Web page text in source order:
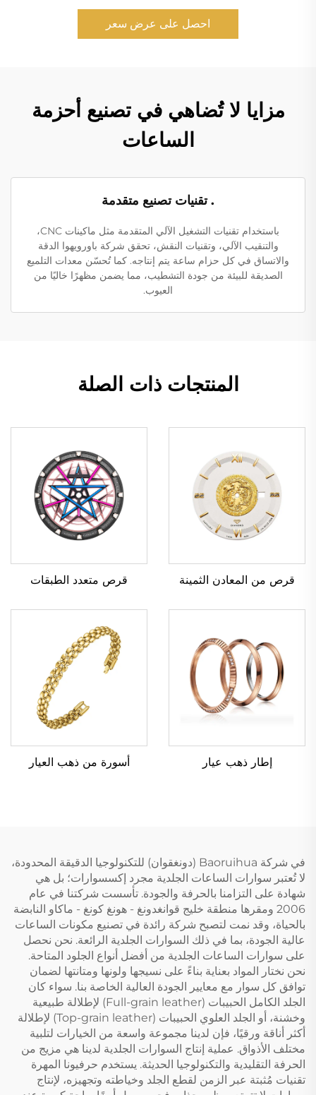
احصل على عرض سعر
مزايا لا تُضاهي في تصنيع أحزمة
الساعات
. تقنيات تصنيع متقدمة
باستخدام تقنيات التشغيل الآلي المتقدمة مثل ماكينات CNC،
والتنقيب الآلي، وتقنيات النقش، تحقق شركة باورويهوا الدقة
والاتساق في كل حزام ساعة يتم إنتاجه. كما تُحسّن معدات التلميع
الصديقة للبيئة من جودة التشطيب، مما يضمن مظهرًا خاليًا من
العيوب.
المنتجات ذات الصلة
قرص من المعادن الثمينة قرص متعدد الطبقات
إطار ذهب عيار أسورة من ذهب العيار
في شركة Baoruihua (دونغقوان) للتكنولوجيا الدقيقة المحدودة،
لا تُعتبر سوارات الساعات الجلدية مجرد إكسسوارات؛ بل هي
شهادة على التزامنا بالحرفة والجودة. تأسست شركتنا في عام
2006 ومقرها منطقة خليج قوانغدونغ - هونغ كونغ - ماكاو النابضة
بالحياة، وقد نمت لتصبح شركة رائدة في تصنيع مكونات الساعات
عالية الجودة، بما في ذلك السوارات الجلدية الرائعة. نحن نحصل
على سوارات الساعات الجلدية من أفضل أنواع الجلود المتاحة.
نحن نختار المواد بعناية بناءً على نسيجها ولونها ومتانتها لضمان
توافق كل سوار مع معايير الجودة العالية الخاصة بنا. سواء كان
الجلد الكامل الحبيبات (Full-grain leather) لإطلالة طبيعية
وخشنة، أو الجلد العلوي الحبيبات (Top-grain leather) لإطلالة
أكثر أناقة ورقيًا، فإن لدينا مجموعة واسعة من الخيارات لتلبية
مختلف الأذواق. عملية إنتاج السوارات الجلدية لدينا هي مزيج من
الحرفة التقليدية والتكنولوجيا الحديثة. يستخدم حرفيونا المهرة
تقنيات مُثبتة عبر الزمن لقطع الجلد وخياطته وتجهيزه، لإنتاج